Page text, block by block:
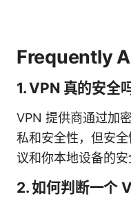
Frequently
1. VPN 真的安全
VPN 提供商通过加
私和安全性，但安
议和你本地设备的安
2. 如何判断一个